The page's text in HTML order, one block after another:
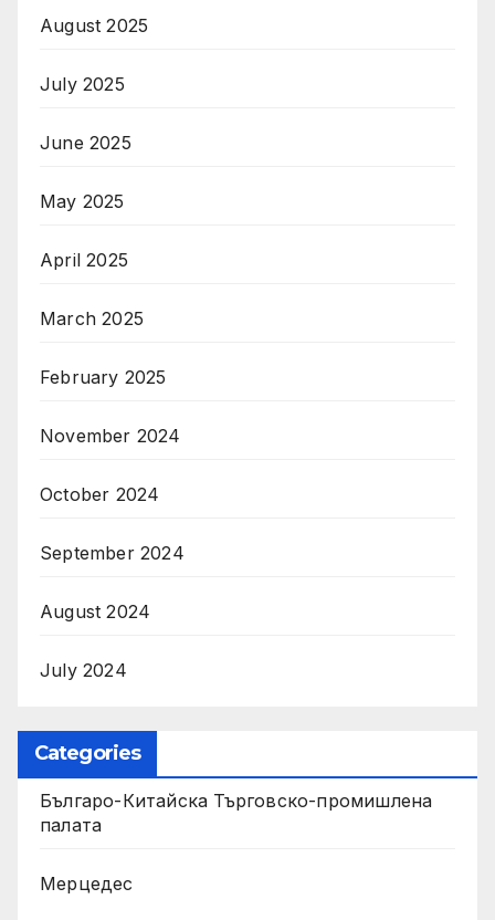
August 2025
July 2025
June 2025
May 2025
April 2025
March 2025
February 2025
November 2024
October 2024
September 2024
August 2024
July 2024
Categories
Българо-Китайска Търговско-промишлена
палaта
Мерцедес